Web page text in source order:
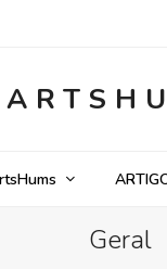
Geral